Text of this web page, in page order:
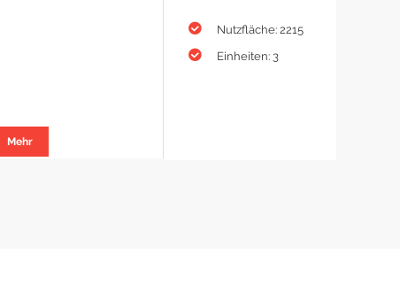
Mehr
Nutzfläche: 2215
Einheiten: 3